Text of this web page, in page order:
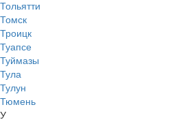
Тольятти
Томск
Троицк
Туапсе
Туймазы
Тула
Тулун
Тюмень
У